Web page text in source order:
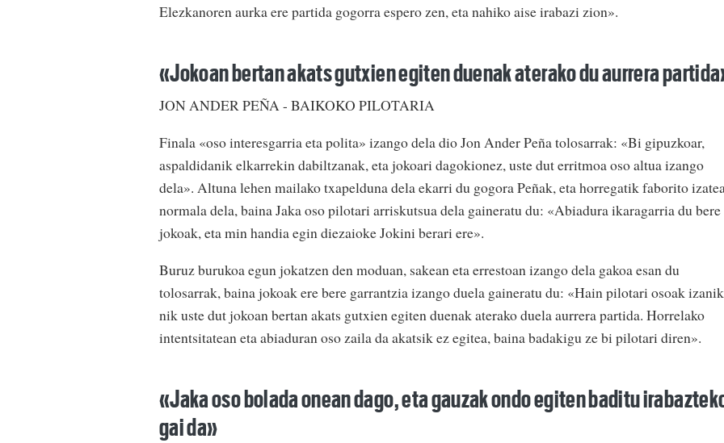
Elezkanoren aurka ere partida gogorra espero zen, eta nahiko aise irabazi zion».
«Jokoan bertan akats gutxien egiten duenak aterako du aurrera
JON ANDER PEÑA - BAIKOKO PILOTARIA
Finala «oso interesgarria eta polita» izango dela dio Jon Ander Peña tolosarrak: «Bi gipuzkoar,
aspaldidanik elkarrekin dabiltzanak, eta jokoari dagokionez, uste dut erritmoa oso altua izango
dela». Altuna lehen mailako txapelduna dela ekarri du gogora Peñak, eta horregatik faborito
normala dela, baina Jaka oso pilotari arriskutsua dela gaineratu du: «Abiadura ikaragarria du bere
jokoak, eta min handia egin diezaioke Jokini berari ere».
Buruz burukoa egun jokatzen den moduan, sakean eta errestoan izango dela gakoa esan du
tolosarrak, baina jokoak ere bere garrantzia izango duela gaineratu du: «Hain pilotari osoak
nik uste dut jokoan bertan akats gutxien egiten duenak aterako duela aurrera partida. Horrelako
intentsitatean eta abiaduran oso zaila da akatsik ez egitea, baina badakigu ze bi pilotari diren».
«Jaka oso bolada onean dago, eta gauzak ondo egiten baditu
gai da»